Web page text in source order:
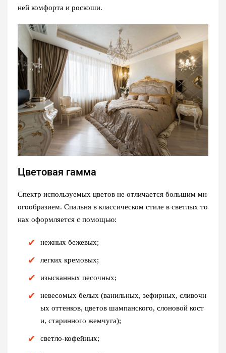
ней комфорта и роскоши.
Цветовая гамма
Спектр используемых цветов не отличается большим мн
огообразием. Спальня в классическом стиле в светлых то
нах оформляется с помощью:
нежных бежевых;
легких кремовых;
изысканных песочных;
невесомых белых (ванильных, зефирных, сливочн
ых оттенков, цветов шампанского, слоновой кост
и, старинного жемчуга);
светло-кофейных;